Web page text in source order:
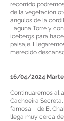
recorrido
de la vegetación
ángulos de la
Laguna Torre y
icebergs para
paisaje.
merecido
16/04/2024
Continuaremos al
Cachoeira
famosa de El
llega muy cerca